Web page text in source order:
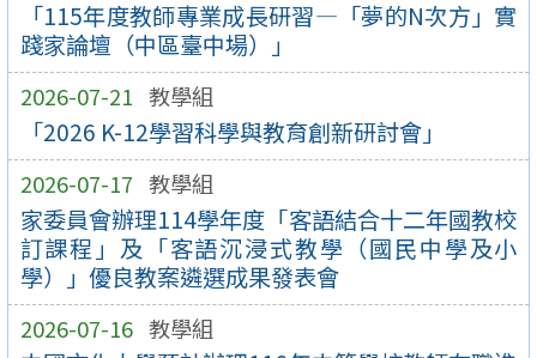
「115年度教師專業成長研習—「夢的N次方」實
踐家論壇（中區臺中場）」
2026-07-21 教學組
「2026 K-12學習科學與教育創新研討會」
2026-07-17 教學組
家委員會辦理114學年度「客語結合十二年國教校
訂課程」及「客語沉浸式教學（國民中學及小
學）」優良教案遴選成果發表會
2026-07-16 教學組